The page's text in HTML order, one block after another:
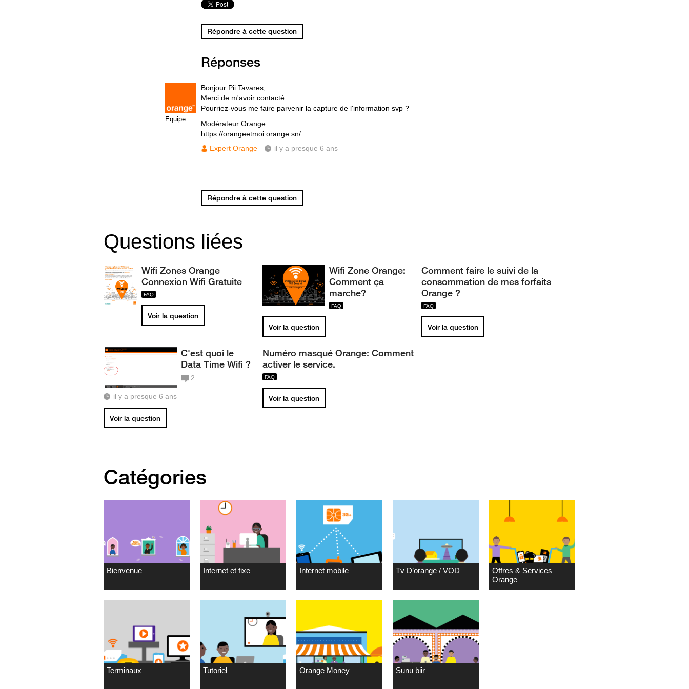
Répondre à cette question
Réponses
Equipe
Bonjour Pii Tavares,
Merci de m'avoir contacté.
Pourriez-vous me faire parvenir la capture de l'information svp ?
Modérateur Orange
https://orangeetmoi.orange.sn/
Expert Orange
il y a presque 6 ans
Répondre à cette question
Questions liées
Wifi Zones Orange
Connexion Wifi Gratuite
Voir la question
Wifi Zone Orange:
Comment ça
marche?
Voir la question
Comment faire le suivi de la
consommation de mes forfaits
Orange ?
Voir la question
C'est quoi le
Data Time Wifi ?
2
il y a presque 6 ans
Voir la question
Numéro masqué Orange: Comment
activer le service.
Voir la question
Catégories
Bienvenue Internet et fixe Internet mobile Tv D’orange / VOD
Offres & Services
Orange
Terminaux Tutoriel Orange Money Sunu biir